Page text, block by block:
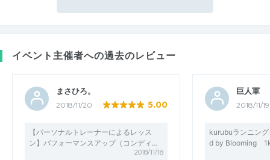
イベント主催者への過去のレビュー
まさひろ。
2018/11/20 5.00
【パーソナルトレーナーによるレッス
ン】パフォーマンスアップ（コンディ…
2018/11/18
巨人軍
2018/11/19
kurubuランニン
d by Blooming